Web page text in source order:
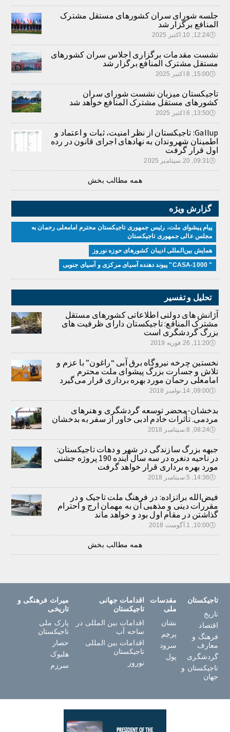
جلسه شورای سران کشورهای مستقل مشترک
المنافع برگزار شد
🕔12:24, 10.اکتبر 2025
نشست مقدمات برگزاری اجلاس سران کشورهای
مستقل مشترک المنافع برگزار شد
🕔15:00, 8.اکتبر 2025
تاجیکستان میزبان نشست شورای سران
کشورهای مستقل مشترک المنافع خواهد شد
🕔13:50, 6.اکتبر 2025
Gallup: تاجیکستان از نظر امنیت، ثبات و اعتماد و
اطمینان شهروندان به نهادهای اجرای قانون در رده
اول قرار گرفت
🕔09:31, 20.سپتامبر 2025
همه مطالب بخش
گزارش ویژه
پیام پیشوای ملت، رئیس جمهوری تاجیکستان محترم امامعلی رحمان به
مجلس عالی جمهوری تاجیکستان
همایش بین‌المللی ادیبان کشور‌های حوزه نوروز
" CASA-1000" پیوند دهنده آسیای مرکزی و آسیای جنوبی
تحلیل و تفسیر
آژانش های دولتی اطلاعاتی کشورهای مستقل
مشترک المنافع: تاجیکستان دارای ظرفیت های
بزرگ گردشگری است
🕔11:20, 26.فوریه 2019
نخستین چرخه نیروگاه برق آبی “راغون” با عزم و
تلاش و جسارت بزرگ پیشوای ملت محترم
امامعلی رحمان مورد بهره برداری قرار می‌گیرد
🕔09:00, 14.نوامبر 2018
بدخشان-محضر توسعه گردشگری و هنرهای
مردمی. تأثرات خادم ادبی خاور از سفر به بدخشان
🕔08:24, 8.سپتامبر 2018
جبهه بزرگ سازندگی در شهر و دهات تاجیکستان:
در ناحیه دنغره در سه سال آینده 190 پروژه جشنی
مورد بهره برداری قرار خواهد گرفت
🕔14:36, 5.سپتامبر 2018
فیض‌الله براتزاده: در فرهنگ ملت تاجیک و در
مقررات دینی و مذهبی آن به مهمان ارج و احترام
گذاشتن در مقام اول بود و خواهد ماند
🕔10:00, 1.آگوست 2018
همه مطالب بخش
تاجیکستان
تاریخ
اقتصاد
فرهنگ و
معارف
گردشگری
تاجیکستان و
جهان
مقدسات
ملی
نشان
پرچم
سرود
پول
اقدامات جهانی
تاجیکستان
اقدامات بین المللی در
ساحه آب
اقدامات بین المللی
تاجیکستان
نوروز
میراث فرهنگی و
تاریخی
پارک ملی
تاجیکستان
حصار
هلبوک
سرزم